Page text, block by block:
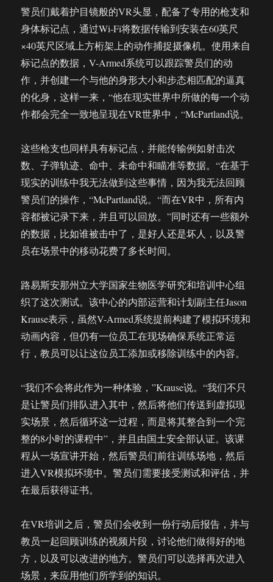
警员们戴着护目镜般的VR头显，配备了专用的枪支和
身体标记点，通过Wi-Fi将数据传输到安装在60英尺
×40英尺区域上方桁架上的动作捕捉摄像机。使用来自
标记点的数据，V-Armed系统可以跟踪警员们的动
作，并创建一个与他的身形大小和步态相匹配的逼真
的化身，这样一来，“他在现实世界中所做的每一个动
作都会完全一致地呈现在VR世界中，“McPartland说。
这些枪支也同样具有标记点，并能传输例如射击次
数、子弹轨迹、命中、未命中和瞄准等数据。“在基于
现实的训练中我无法做到这些事情，因为我无法回顾
警员们的操作，“McPartland说。“而在VR中，所有内
容都被记录下来，并且可以回放。”同时还有一些额外
的数据，比如谁被击中了，是好人还是坏人，以及警
员在场景中的移动花费了多长时间。
路易斯安那州立大学国家生物医学研究和培训中心组
织了这次测试。该中心的内部运营和计划副主任Jason
Krause表示，虽然V-Armed系统提前构建了模拟环境和
动画内容，但仍有一位员工在现场确保系统正常运
行，教员可以让这位员工添加或移除训练中的内容。
“我们不会将此作为一种体验，”Krause说。“我们不只
是让警员们排队进入其中，然后将他们传送到虚拟现
实场景，然后循环这一过程，而是将其整合到一个完
整的8小时的课程中”，并且由国土安全部认证。该课
程从一场宣讲开始，然后警员们前往训练场地，然后
进入VR模拟环境中。警员们需要接受测试和评估，并
在最后获得证书。
在VR培训之后，警员们会收到一份行动后报告，并与
教员一起回顾训练的视频片段，讨论他们做得好的地
方，以及可以改进的地方。警员们可以选择再次进入
场景，来应用他们所学到的知识。